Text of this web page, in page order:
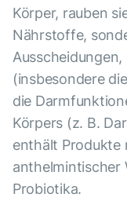
Körper, rauben
Nährstoffe,
(insbesondere
die
Körpers (z. B.
enthält Produkte
anthelmintischer
Probiotika.